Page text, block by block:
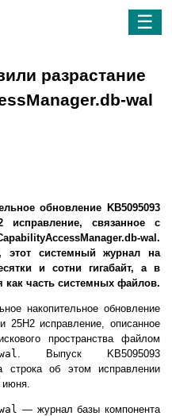
☰
разрастание
wal
обновление KB5095093
связанное с
wal.
этот системный журнал на
и сотни гигабайт, а в
как часть системных файлов.
накопительное обновление
25H2 исправление, описанное
пространства файлом
. Выпуск KB5095093
об этом исправлении
— журнал базы компонента